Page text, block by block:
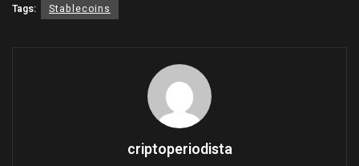
Tags: Stablecoins
criptoperiodista